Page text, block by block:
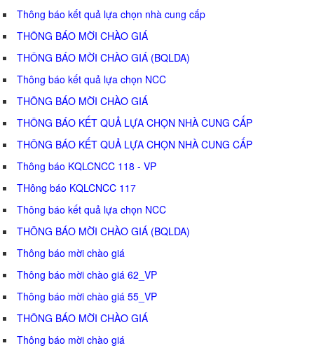
Thông báo kết quả lựa chọn nhà cung cấp
THÔNG BÁO MỜI CHÀO GIÁ
THÔNG BÁO MỜI CHÀO GIÁ (BQLDA)
Thông báo kết quả lựa chọn NCC
THÔNG BÁO MỜI CHÀO GIÁ
THÔNG BÁO KẾT QUẢ LỰA CHỌN NHÀ CUNG CẤP
THÔNG BÁO KẾT QUẢ LỰA CHỌN NHÀ CUNG CẤP
Thông báo KQLCNCC 118 - VP
THông báo KQLCNCC 117
Thông báo kết quả lựa chọn NCC
THÔNG BÁO MỜI CHÀO GIÁ (BQLDA)
Thông báo mời chào giá
Thông báo mời chào giá 62_VP
Thông báo mời chào giá 55_VP
THÔNG BÁO MỜI CHÀO GIÁ
Thông báo mời chào giá